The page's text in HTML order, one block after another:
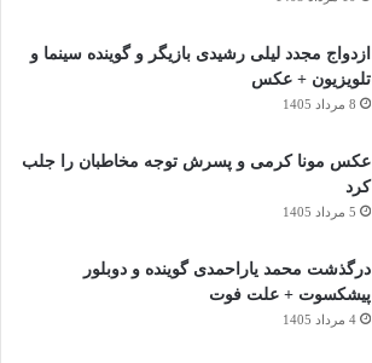
ازدواج مجدد لیلی رشیدی بازیگر و گوینده سینما و
تلویزیون + عکس
8 مرداد 1405
عکس مونا کرمی و پسرش توجه مخاطبان را جلب
کرد
5 مرداد 1405
درگذشت محمد یاراحمدی گوینده و دوبلور
پیشکسوت + علت فوت
4 مرداد 1405